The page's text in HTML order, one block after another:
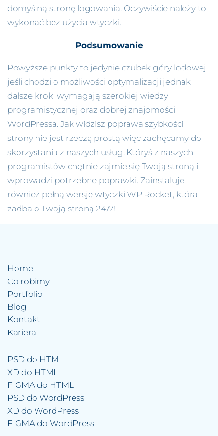
domyślną stronę logowania. Oczywiście należy to
wykonać bez użycia wtyczki.
Podsumowanie
Powyższe punkty to jedynie czubek góry lodowej
jeśli chodzi o możliwości optymalizacji jednak
dalsze kroki wymagają szerokiej wiedzy
programistycznej oraz dobrej znajomości
WordPressa. Jak widzisz poprawa szybkości
strony nie jest rzeczą prostą więc zachęcamy do
skorzystania z naszych usług. Któryś z naszych
programistów chętnie zajmie się Twoją stroną i
wprowadzi potrzebne poprawki. Zainstaluje
również pełną wersję wtyczki WP Rocket, która
zadba o Twoją stroną 24/7!
Home
Co robimy
Portfolio
Blog
Kontakt
Kariera
PSD do HTML
XD do HTML
FIGMA do HTML
PSD do WordPress
XD do WordPress
FIGMA do WordPress